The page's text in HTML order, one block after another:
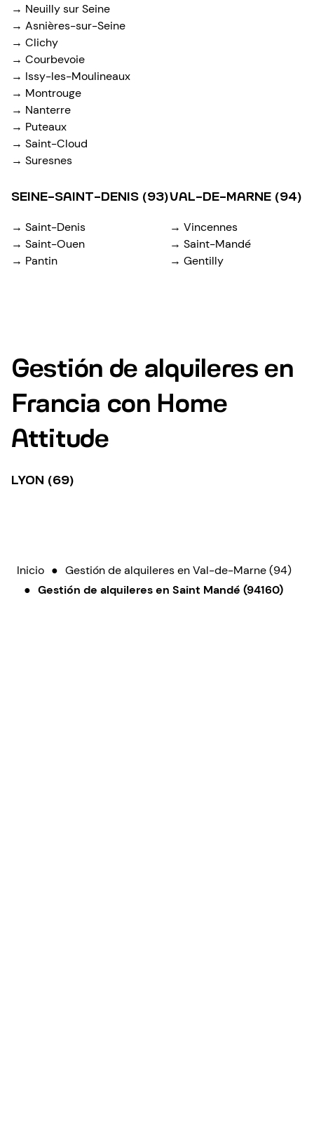
→ Neuilly sur Seine
→ Asnières-sur-Seine
→ Clichy
→ Courbevoie
→ Issy-les-Moulineaux
→ Montrouge
→ Nanterre
→ Puteaux
→ Saint-Cloud
→ Suresnes
SEINE-SAINT-DENIS (93)
→ Saint-Denis
→ Saint-Ouen
→ Pantin
VAL-DE-MARNE (94)
→ Vincennes
→ Saint-Mandé
→ Gentilly
Gestión de alquileres en
Francia con Home
Attitude
LYON (69)
Inicio ● Gestión de alquileres en Val-de-Marne (94)
● Gestión de alquileres en Saint Mandé (94160)